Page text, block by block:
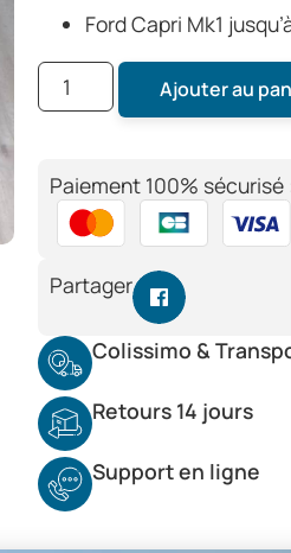
Ford Capri Mk1
Ajouter au
Paiement 100% sécurisé
Partager
Colissimo &
Retours 14 jours
Support en ligne